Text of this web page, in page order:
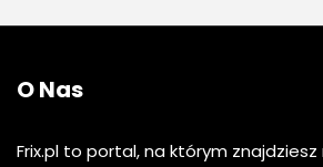
O Nas
Frix.pl to portal, na którym